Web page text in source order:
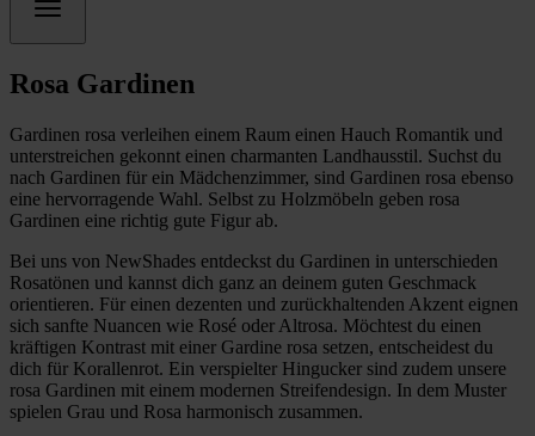
Rosa Gardinen
Gardinen rosa verleihen einem Raum einen Hauch Romantik und
unterstreichen gekonnt einen charmanten Landhausstil. Suchst du
nach Gardinen für ein Mädchenzimmer, sind Gardinen rosa ebenso
eine hervorragende Wahl. Selbst zu Holzmöbeln geben rosa
Gardinen eine richtig gute Figur ab.
Bei uns von NewShades entdeckst du Gardinen in unterschieden
Rosatönen und kannst dich ganz an deinem guten Geschmack
orientieren. Für einen dezenten und zurückhaltenden Akzent eignen
sich sanfte Nuancen wie Rosé oder Altrosa. Möchtest du einen
kräftigen Kontrast mit einer Gardine rosa setzen, entscheidest du
dich für Korallenrot. Ein verspielter Hingucker sind zudem unsere
rosa Gardinen mit einem modernen Streifendesign. In dem Muster
spielen Grau und Rosa harmonisch zusammen.